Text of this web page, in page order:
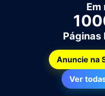
Em
Páginas
Anuncie na
Ver